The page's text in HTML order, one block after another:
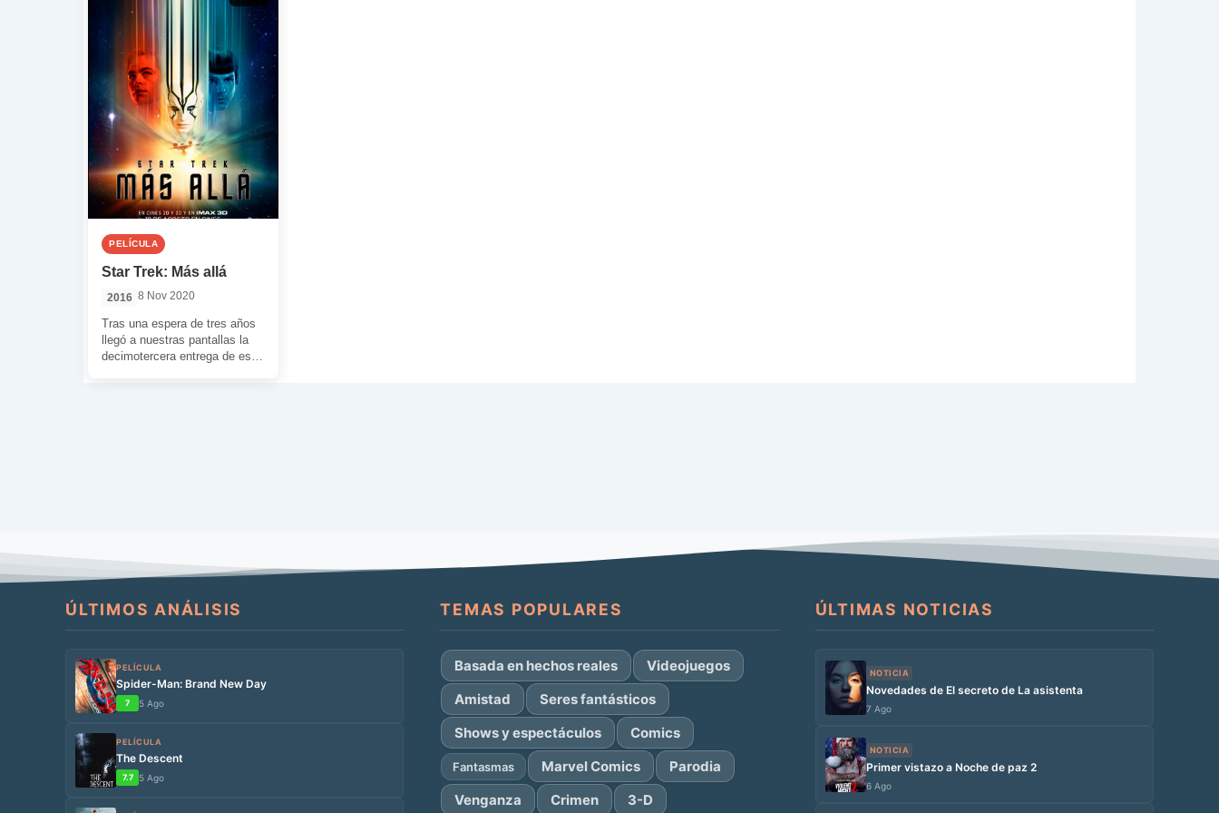
PELÍCULA
Star Trek: Más allá
2016 8 Nov 2020
Tras una espera de tres años
llegó a nuestras pantallas la
decimotercera entrega de esta
ÚLTIMOS ANÁLISIS
PELÍCULA
Spider-Man: Brand New Day
7 5 Ago
PELÍCULA
The Descent
7.7 5 Ago
TEMAS POPULARES
Basada en hechos reales
Videojuegos
Amistad
Seres fantásticos
Shows y espectáculos
Comics
Fantasmas Marvel Comics
Parodia
Venganza
Crimen 3-D
ÚLTIMAS NOTICIAS
NOTICIA
Novedades de El secreto de La asistenta
7 Ago
NOTICIA
Primer vistazo a Noche de paz 2
6 Ago